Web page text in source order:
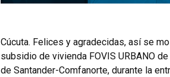
Cúcuta. Felices y agradecidas, así se
subsidio de vivienda FOVIS URBANO
de Santander-Comfanorte, durante la